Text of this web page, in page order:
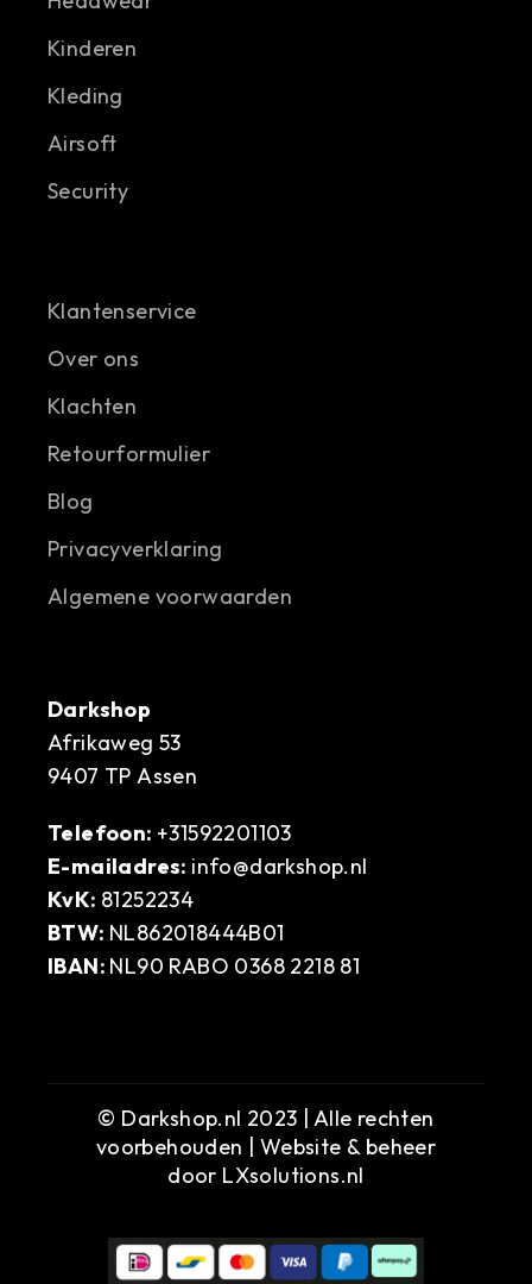
Kinderen
Kleding
Airsoft
Security
Klantenservice
Over ons
Klachten
Retourformulier
Blog
Privacyverklaring
Algemene voorwaarden
Darkshop
Afrikaweg 53
9407 TP Assen
Telefoon: +31592201103
E-mailadres: info@darkshop.nl
KvK: 81252234
BTW: NL862018444B01
IBAN: NL90 RABO 0368 2218 81
© Darkshop.nl 2023 | Alle rechten
voorbehouden | Website & beheer
door LXsolutions.nl